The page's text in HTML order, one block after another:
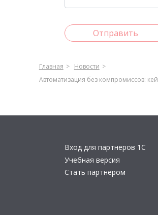
Отправить
Главная
Новости
Автоматизация без компромиссов:
Вход для партнеров 1С
Учебная версия
Стать партнером